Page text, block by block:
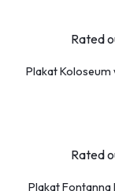
Rated
Plakat Koloseum
Rated
Plakat Fontanna